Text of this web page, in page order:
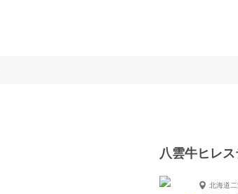
八雲牛ヒレ
北海道